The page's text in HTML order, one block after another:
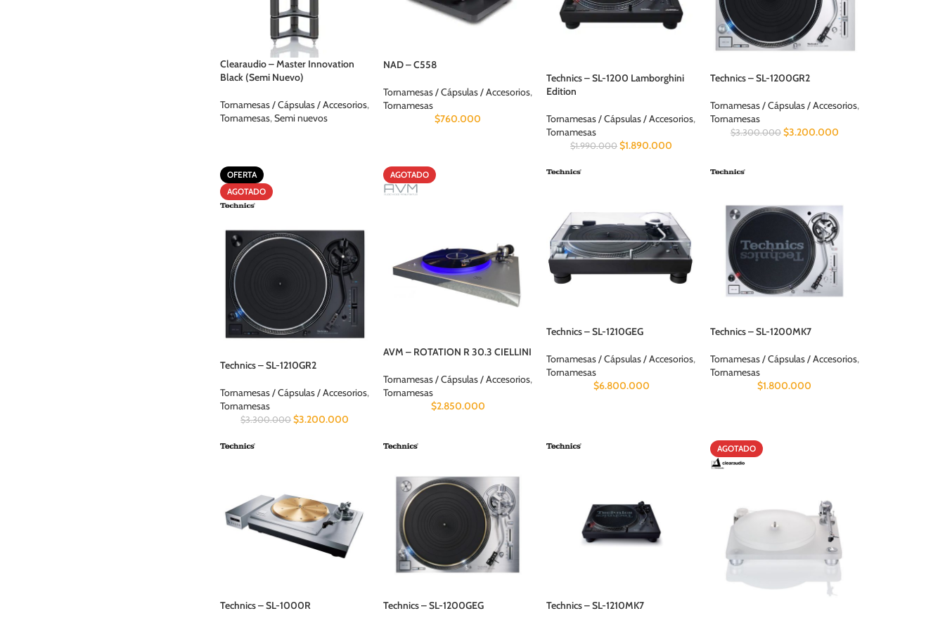
Clearaudio – Master Innovation
Black (Semi Nuevo)
Tornamesas / Cápsulas / Accesorios,
Tornamesas,Semi nuevos
NAD – C558
Tornamesas / Cápsulas / Accesorios,
Tornamesas
$760.000
Technics – SL-1200 Lamborghini
Edition
Tornamesas / Cápsulas / Accesorios,
Tornamesas
$1.990.000 $1.890.000
Technics – SL-1200GR2
Tornamesas / Cápsulas / Accesorios,
Tornamesas
$3.300.000 $3.200.000
OFERTA
AGOTADO
Technics – SL-1210GR2
Tornamesas / Cápsulas / Accesorios,
Tornamesas
$3.300.000 $3.200.000
AGOTADO
AVM – ROTATION R 30.3 CIELLINI
Tornamesas / Cápsulas / Accesorios,
Tornamesas
$2.850.000
Technics – SL-1210GEG
Tornamesas / Cápsulas / Accesorios,
Tornamesas
$6.800.000
Technics – SL-1200MK7
Tornamesas / Cápsulas / Accesorios,
Tornamesas
$1.800.000
Technics – SL-1000R Technics – SL-1200GEG Technics – SL-1210MK7
AGOTADO